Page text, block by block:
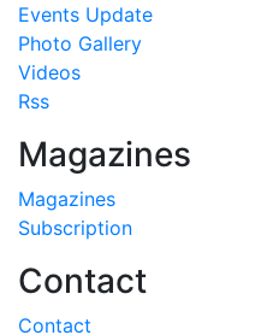
Events Update
Photo Gallery
Videos
Rss
Magazines
Magazines
Subscription
Contact
Contact